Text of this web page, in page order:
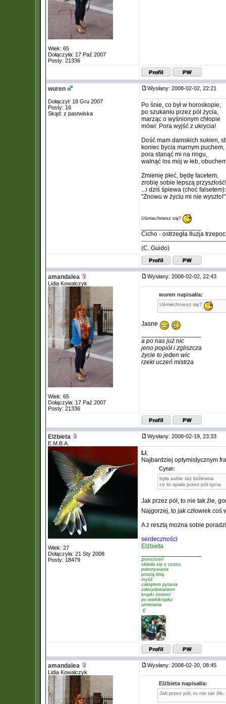
Wiek: 65
Dołączyła: 17 Paź 2007
Posty: 21336
wuren
Dołączył: 18 Gru 2007
Posty: 16
Skąd: z pastwiska
Wysłany: 2008-02-02, 22:21
Po śnie, co był w horoskopie,
po szukaniu przez pół życia,
marząc o wyśnionym chłopie
mówi: Pora wyjść z ukrycia!
Dość mam damskich sukien,
koniec bycia marnym puchem,
pora stanąć mi na ringu,
walnąć los mój w łeb,
Zmienię płeć, będę facetem,
zrobię sobie lepszą przyszłość!
...i dziś śpiewa (choć falsetem):
"Znowu w życiu mi nie wyszło!"
Uśmiechniesz się?
Cicho - ostrzegła Iluzja
(C. Guido)
amandalea
Lidia Kowalczyk
Wiek: 65
Dołączyła: 17 Paź 2007
Posty: 21336
Wysłany: 2008-02-02, 22:43
wuren napisał/a:
Uśmiechniesz się?
Jasne
a po nas już nic
jeno popiół i zgliszcza
życie to jeden wic
rzekł uczeń mistrza
Elżbieta
E.M.B.A.
Wiek: 27
Dołączyła: 21 Sty 2008
Posty: 18479
Wysłany: 2008-02-19, 23:33
Li,
Najbardziej optymistycznym
Cytat:
była sobie raz królewna
co to spała przez pół życia
Jak przez pół, to nie tak źle,
Najgorzej, to jak człowiek coś
A z resztą można sobie
serdeczności
Elżbieta
przestrzeń
składa się z czasu
pokonywania
prostą linią
myśli
zakrętem pytania
zdecydowaniem
kropki śmierci
po wielokropku
umierania
 E
amandalea
Lidia Kowalczyk
Wysłany: 2008-02-20, 08:45
Elżbieta napisał/a:
Jak przez pół, to nie tak